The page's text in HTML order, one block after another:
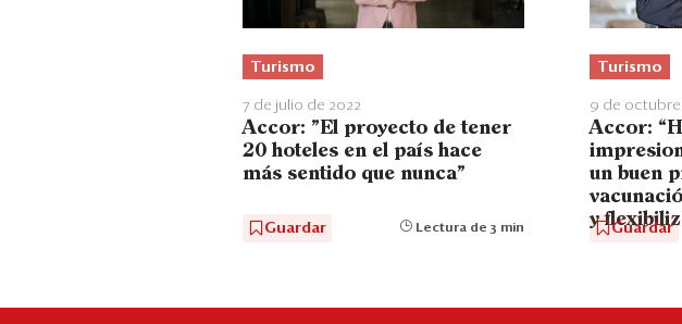
Turismo
7 de julio de 2022
Accor: "El proyecto de tener
20 hoteles en el país hace
más sentido que nunca"
Guardar Lectura de 3 min
Turismo
9 de octubre
Accor:
un buen
y
Guardar